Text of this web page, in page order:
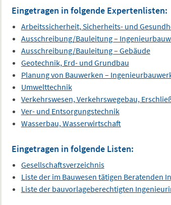
Eingetragen in folgende Expertenlisten:
Arbeitssicherheit, Sicherheits- und
Ausschreibung/Bauleitung –
Ausschreibung/Bauleitung – Gebäude
Geotechnik, Erd- und Grundbau
Planung von Bauwerken –
Umwelttechnik
Verkehrswesen, Verkehrswegebau,
Ver- und Entsorgungstechnik
Wasserbau, Wasserwirtschaft
Eingetragen in folgende Listen:
Gesellschaftsverzeichnis
Liste der im Bauwesen tätigen Beratenden
Liste der bauvorlageberechtigten